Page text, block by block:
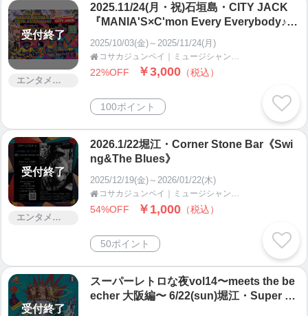
受付終了
エンタメ・コンサート
2025.11/24(月・祝)石垣島・CITY JACK
『MANIA'S×C'mon Every Everybody♪ g
uest伊良皆 誠+知念孝行』
2025/10/03(金)～2025/11/24(月)
 コサカジュンペイ｜ミュージシャン、ギタリスト、イベント企画・運営｜人と人が響き合い繋がる場を作る
22%OFF ￥3,000 （税込）
100ポイント
受付終了
エンタメ・コンサート
2026.1/22堀江・Corner Stone Bar《Swi
ng&The Blues》
2025/12/19(金)～2026/01/22(木)
 コサカジュンペイ｜ミュージシャン、ギタリスト、イベント企画・運営｜人と人が響き合い繋がる場を作る
54%OFF ￥1,000 （税込）
50ポイント
受付終了
スーパーレトロな夜vol14〜meets the be
echer 大阪編〜 6/22(sun)堀江・Super Re